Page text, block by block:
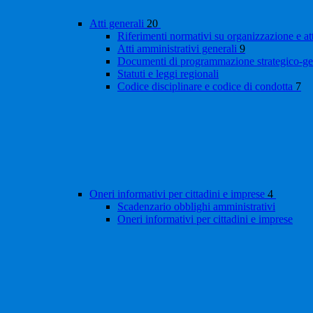
Atti generali 20
Riferimenti normativi su organizzazione e
Atti amministrativi generali 9
Documenti di programmazione strategico-
Statuti e leggi regionali
Codice disciplinare e codice di condotta 7
Oneri informativi per cittadini e imprese 4
Scadenzario obblighi amministrativi
Oneri informativi per cittadini e imprese